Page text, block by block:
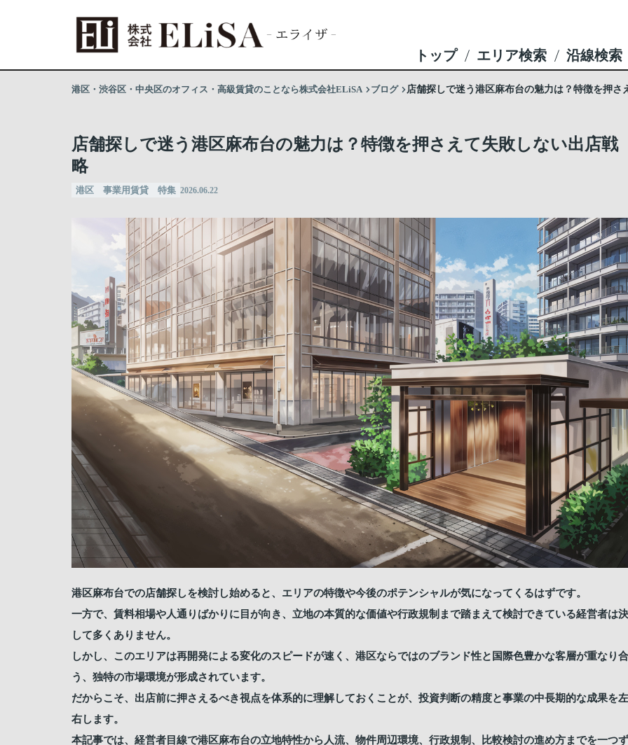
トップ エリア検索 沿線検索
港区・渋谷区・中央区のオフィス・高級賃貸のことなら株式会社ELiSA ブログ 店舗探しで迷う港区麻布台の魅力は？特徴を押さ
店舗探しで迷う港区麻布台の魅力は？特徴を押さえて失敗しない出店戦
略
港区 事業用賃貸 特集 2026.06.22
港区麻布台での店舗探しを検討し始めると、エリアの特徴や今後のポテンシャルが気になってくるはずです。
一方で、賃料相場や人通りばかりに目が向き、立地の本質的な価値や行政規制まで踏まえて検討できている経営者は決
して多くありません。
しかし、このエリアは再開発による変化のスピードが速く、港区ならではのブランド性と国際色豊かな客層が重なり合
う、独特の市場環境が形成されています。
だからこそ、出店前に押さえるべき視点を体系的に理解しておくことが、投資判断の精度と事業の中長期的な成果を左
右します。
本記事では、経営者目線で港区麻布台の立地特性から人流、物件周辺環境、行政規制、比較検討の進め方までを一つず